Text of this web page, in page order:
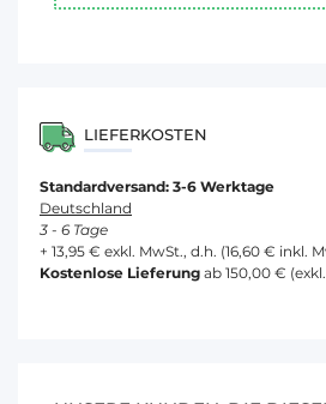
LIEFERKOSTEN
Standardversand: 3-6 Werktage
Deutschland
3 - 6 Tage
+ 13,95 € exkl. MwSt., d.h. (16,60 € inkl.
Kostenlose Lieferung ab 150,00 €